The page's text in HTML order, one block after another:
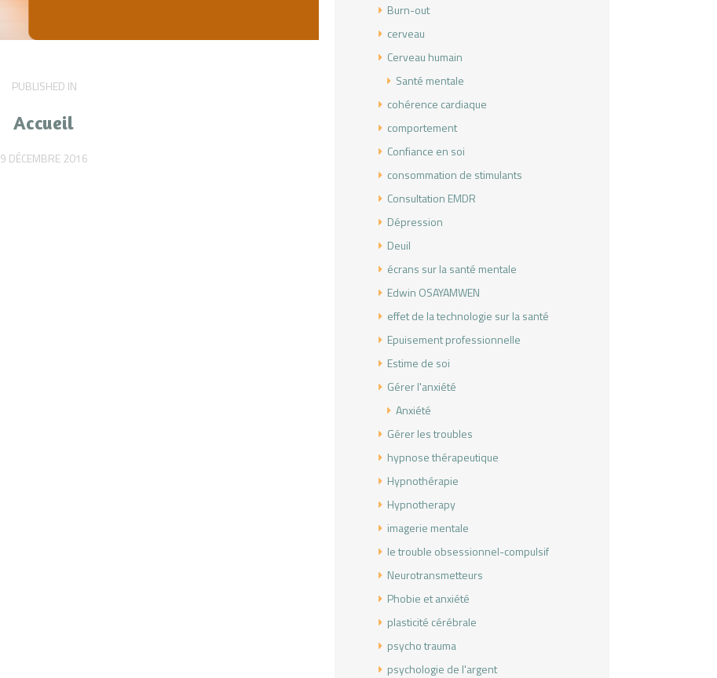
PUBLISHED IN
Accueil
9 DÉCEMBRE 2016
Burn-out
cerveau
Cerveau humain
Santé mentale
cohérence cardiaque
comportement
Confiance en soi
consommation de stimulants
Consultation EMDR
Dépression
Deuil
écrans sur la santé mentale
Edwin OSAYAMWEN
effet de la technologie sur la santé
Epuisement professionnelle
Estime de soi
Gérer l'anxiété
Anxiété
Gérer les troubles
hypnose thérapeutique
Hypnothérapie
Hypnotherapy
imagerie mentale
le trouble obsessionnel-compulsif
Neurotransmetteurs
Phobie et anxiété
plasticité cérébrale
psycho trauma
psychologie de l'argent